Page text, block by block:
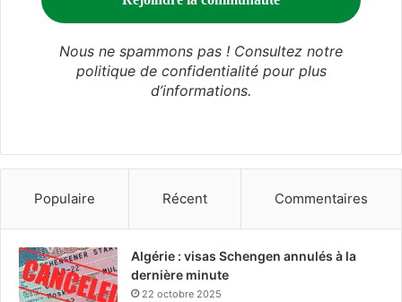
Nous ne spammons pas ! Consultez notre
politique de confidentialitépour plus
d’informations.
Populaire Récent Commentaires
Algérie : visas Schengen annulés à la
dernière minute
22 octobre 2025